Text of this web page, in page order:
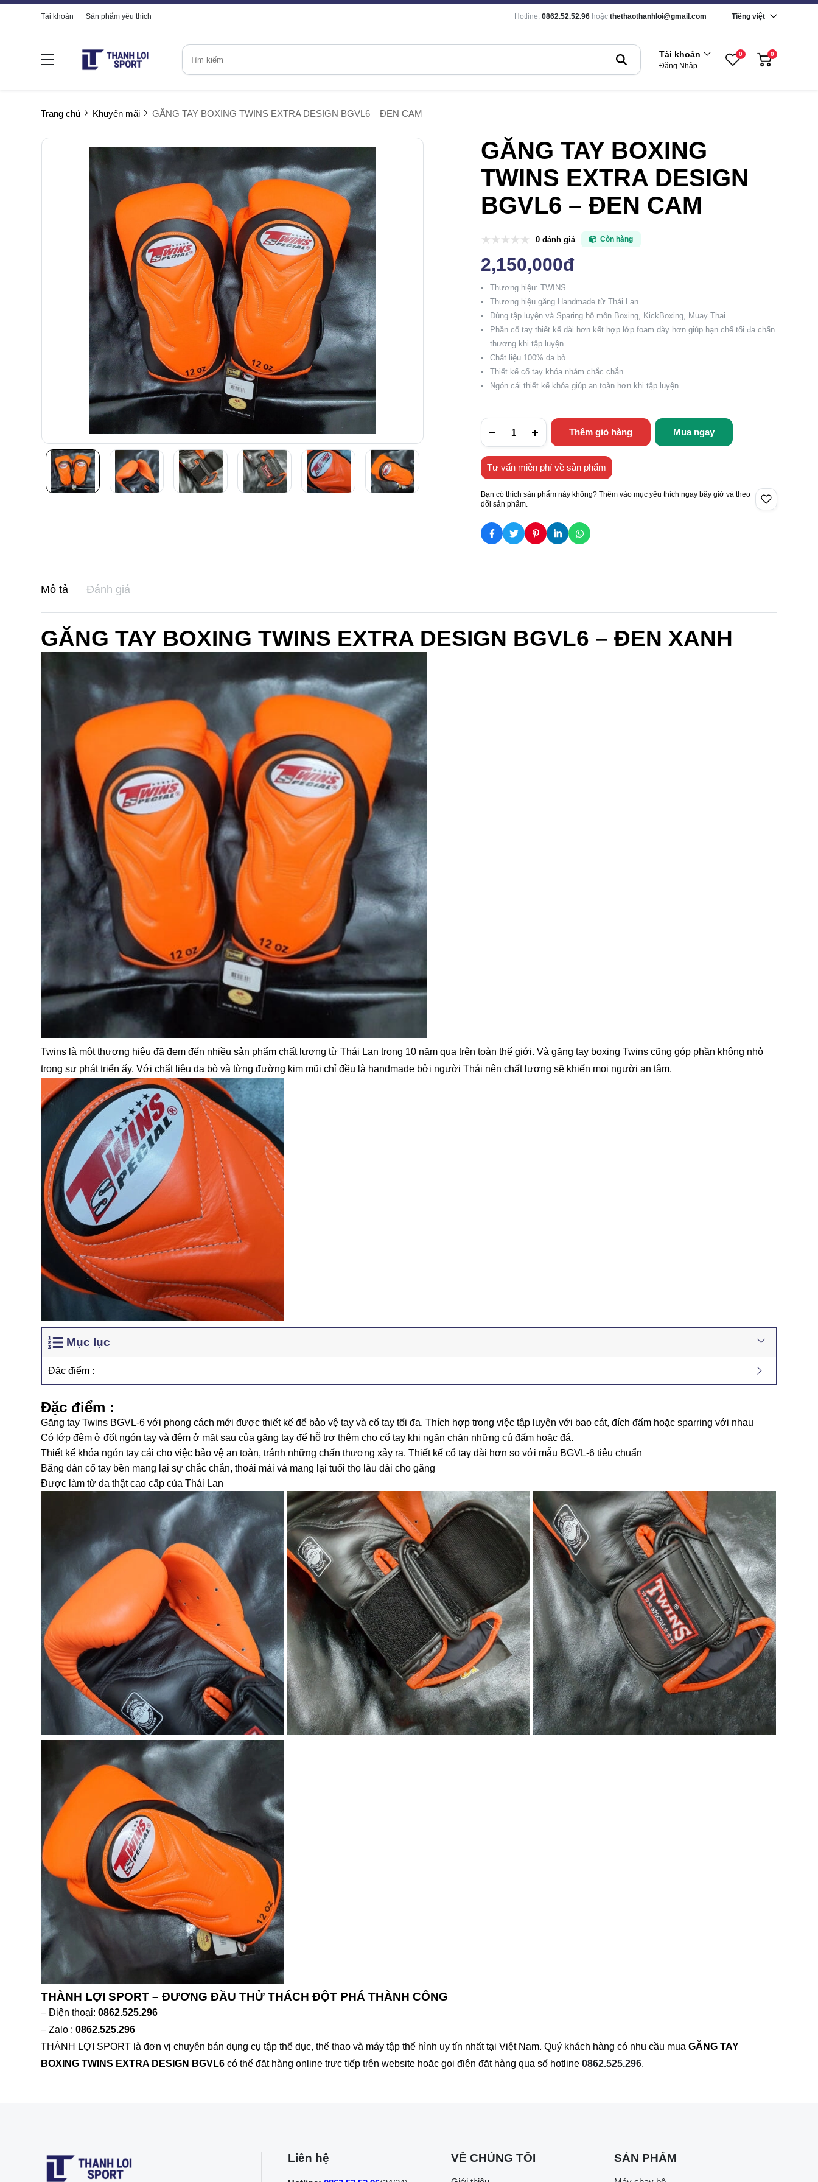
Tài khoản Sản phẩm yêu thích Hotline: 0862.52.52.96 hoặc thethaothanhloi@gmail.com Tiếng việt
Tài khoản
Đăng Nhập
0 0
Trang chủ Khuyến mãi GĂNG TAY BOXING TWINS EXTRA DESIGN BGVL6 – ĐEN CAM
GĂNG TAY BOXING
TWINS EXTRA DESIGN
BGVL6 – ĐEN CAM
0 đánh giá Còn hàng
2,150,000đ
Thương hiệu: TWINS
Thương hiệu găng Handmade từ Thái Lan.
Dùng tập luyện và Sparing bộ môn Boxing, KickBoxing, Muay Thai..
Phần cổ tay thiết kế dài hơn kết hợp lớp foam dày hơn giúp hạn chế tối đa chấn
thương khi tập luyện.
Chất liệu 100% da bò.
Thiết kế cổ tay khóa nhám chắc chắn.
Ngón cái thiết kế khóa giúp an toàn hơn khi tập luyện.
Thêm giỏ hàng Mua ngay
Tư vấn miễn phí về sản phẩm
Bạn có thích sản phẩm này không? Thêm vào mục yêu thích ngay bây giờ và theo
dõi sản phẩm.
Mô tả Đánh giá
GĂNG TAY BOXING TWINS EXTRA DESIGN BGVL6 – ĐEN XANH
Twins là một thương hiệu đã đem đến nhiều sản phẩm chất lượng từ Thái Lan trong 10 năm qua trên toàn thế giới. Và găng tay boxing Twins cũng góp phần không nhỏ
trong sự phát triển ấy. Với chất liệu da bò và từng đường kim mũi chỉ đều là handmade bởi người Thái nên chất lượng sẽ khiến mọi người an tâm.
Mục lục
Đặc điểm :
Đặc điểm :
Găng tay Twins BGVL-6 với phong cách mới được thiết kế để bảo vệ tay và cổ tay tối đa. Thích hợp trong việc tập luyện với bao cát, đích đấm hoặc sparring với nhau
Có lớp đệm ở đốt ngón tay và đệm ở mặt sau của găng tay để hỗ trợ thêm cho cổ tay khi ngăn chặn những cú đấm hoặc đá.
Thiết kế khóa ngón tay cái cho việc bảo vệ an toàn, tránh những chấn thương xảy ra. Thiết kế cổ tay dài hơn so với mẫu BGVL-6 tiêu chuẩn
Băng dán cổ tay bền mang lại sự chắc chắn, thoải mái và mang lại tuổi thọ lâu dài cho găng
Được làm từ da thật cao cấp của Thái Lan
THÀNH LỢI SPORT – ĐƯƠNG ĐẦU THỬ THÁCH ĐỘT PHÁ THÀNH CÔNG
– Điện thoại: 0862.525.296
– Zalo : 0862.525.296
THÀNH LỢI SPORT là đơn vị chuyên bán dụng cụ tập thể dục, thể thao và máy tập thể hình uy tín nhất tại Việt Nam. Quý khách hàng có nhu cầu mua GĂNG TAY
BOXING TWINS EXTRA DESIGN BGVL6 có thể đặt hàng online trực tiếp trên website hoặc gọi điện đặt hàng qua số hotline 0862.525.296.
Liên hệ VỀ CHÚNG TÔI SẢN PHẨM